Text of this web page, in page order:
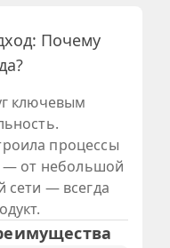
Почему
ключевым
процессы
— от небольшой
сети — всегда